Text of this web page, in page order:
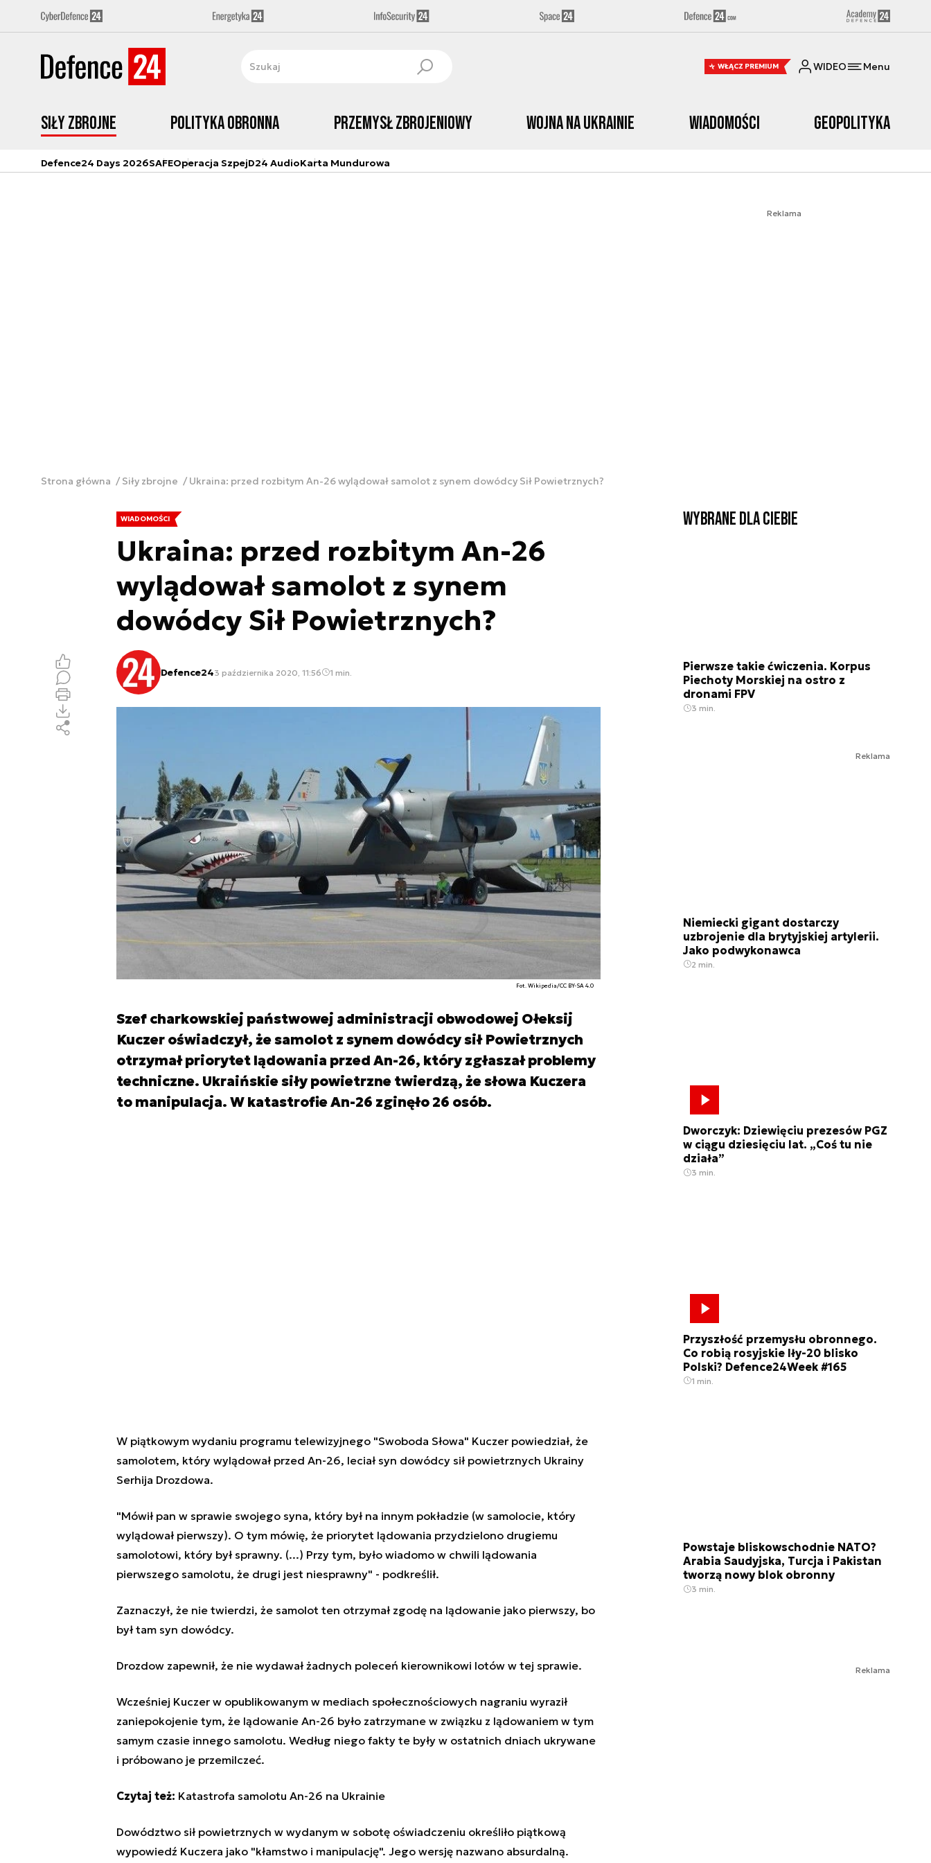
WŁĄCZ PREMIUM WIDEO Menu
Siły zbrojne Polityka obronna Przemysł Zbrojeniowy Wojna na Ukrainie Wiadomości Geopolityka
Defence24 Days 2026SAFEOperacja SzpejD24 AudioKarta Mundurowa
Reklama
Strona główna Siły zbrojne Ukraina: przed rozbitym An-26 wylądował samolot z synem dowódcy Sił Powietrznych?
WIADOMOŚCI
Ukraina: przed rozbitym An-26
wylądował samolot z synem
dowódcy Sił Powietrznych?
Defence243 października 2020, 11:56 1 min.
Fot. Wikipedia/CC BY-SA 4.0
Szef charkowskiej państwowej administracji obwodowej Ołeksij
Kuczer oświadczył, że samolot z synem dowódcy sił Powietrznych
otrzymał priorytet lądowania przed An-26, który zgłaszał problemy
techniczne. Ukraińskie siły powietrzne twierdzą, że słowa Kuczera
to manipulacja. W katastrofie An-26 zginęło 26 osób.
W piątkowym wydaniu programu telewizyjnego "Swoboda Słowa" Kuczer powiedział, że
samolotem, który wylądował przed An-26, leciał syn dowódcy sił powietrznych Ukrainy
Serhija Drozdowa.
"Mówił pan w sprawie swojego syna, który był na innym pokładzie (w samolocie, który
wylądował pierwszy). O tym mówię, że priorytet lądowania przydzielono drugiemu
samolotowi, który był sprawny. (...) Przy tym, było wiadomo w chwili lądowania
pierwszego samolotu, że drugi jest niesprawny" - podkreślił.
Zaznaczył, że nie twierdzi, że samolot ten otrzymał zgodę na lądowanie jako pierwszy, bo
był tam syn dowódcy.
Drozdow zapewnił, że nie wydawał żadnych poleceń kierownikowi lotów w tej sprawie.
Wcześniej Kuczer w opublikowanym w mediach społecznościowych nagraniu wyraził
zaniepokojenie tym, że lądowanie An-26 było zatrzymane w związku z lądowaniem w tym
samym czasie innego samolotu. Według niego fakty te były w ostatnich dniach ukrywane
i próbowano je przemilczeć.
Czytaj też: Katastrofa samolotu An-26 na Ukrainie
Dowództwo sił powietrznych w wydanym w sobotę oświadczeniu określiło piątkową
wypowiedź Kuczera jako "kłamstwo i manipulację". Jego wersję nazwano absurdalną.
Wybrane dla Ciebie
Pierwsze takie ćwiczenia. Korpus
Piechoty Morskiej na ostro z
dronami FPV
3 min.
Reklama
Niemiecki gigant dostarczy
uzbrojenie dla brytyjskiej artylerii.
Jako podwykonawca
2 min.
Dworczyk: Dziewięciu prezesów PGZ
w ciągu dziesięciu lat. „Coś tu nie
działa”
3 min.
Przyszłość przemysłu obronnego.
Co robią rosyjskie Iły-20 blisko
Polski? Defence24Week #165
1 min.
Powstaje bliskowschodnie NATO?
Arabia Saudyjska, Turcja i Pakistan
tworzą nowy blok obronny
3 min.
Reklama